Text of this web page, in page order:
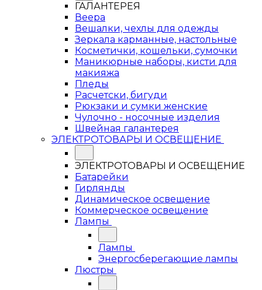
ГАЛАНТЕРЕЯ
Веера
Вешалки, чехлы для одежды
Зеркала карманные, настольные
Косметички, кошельки, сумочки
Маникюрные наборы, кисти для
макияжа
Пледы
Расчетски, бигуди
Рюкзаки и сумки женские
Чулочно - носочные изделия
Швейная галантерея
ЭЛЕКТРОТОВАРЫ И ОСВЕЩЕНИЕ
ЭЛЕКТРОТОВАРЫ И ОСВЕЩЕНИЕ
Батарейки
Гирлянды
Динамическое освещение
Коммерческое освещение
Лампы
Лампы
Энергосберегающие лампы
Люстры